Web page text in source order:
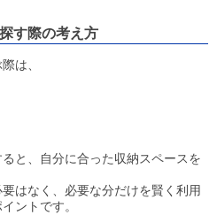
す際の考え方
は、
と、自分に合った収納スペースを
はなく、必要な分だけを賢く利用
ントです。